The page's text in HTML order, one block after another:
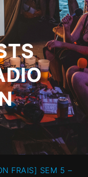
FRAIS] SEM 5 –